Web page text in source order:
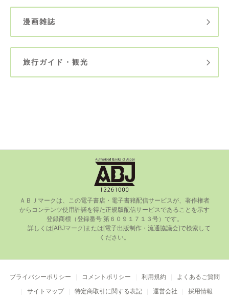
漫画雑誌
旅行ガイド・観光
ＡＢＪマークは、この電⼦書店・電⼦書籍配信サービスが、著作権者
からコンテンツ使⽤許諾を得た正規版配信サービスであることを⽰す
登録商標（登録番号 第６０９１７１３号）です。
ください。
プライバシーポリシー コメントポリシー 利用規約
よくあるご質問
サイトマップ
特定商取引に関する表記 運営会社 採用情報